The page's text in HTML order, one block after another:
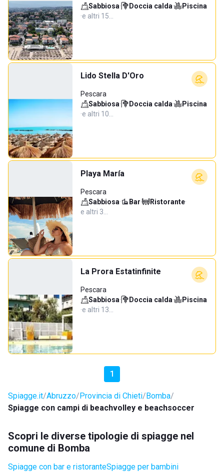
Sabbiosa· Doccia calda·
Piscina
·e altri 15…
Lido Stella D'Oro
Pescara
Sabbiosa· Doccia calda·
Piscina
·e altri 10…
Playa María
Pescara
Sabbiosa· Bar· Ristorante·
e altri 3…
La Prora Estatinfinite
Pescara
Sabbiosa· Doccia calda·
Piscina
·e altri 13…
1
Spiagge.it Abruzzo Provincia di Chieti Bomba
Spiagge con campi di beachvolley e beachsoccer
Scopri le diverse tipologie di spiagge nel
comune di Bomba
Spiagge con bar e ristoranteSpiagge per bambini